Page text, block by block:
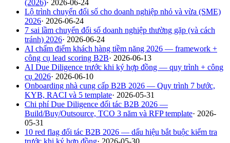
(2026)· 2026-06-24
Lộ trình chuyển đổi số cho doanh nghiệp nhỏ và vừa (SME)
2026· 2026-06-24
7 sai lầm chuyển đổi số doanh nghiệp thường gặp (và cách
tránh) 2026· 2026-06-24
AI chấm điểm khách hàng tiềm năng 2026 — framework +
công cụ lead scoring B2B· 2026-06-13
AI Due Diligence trước khi ký hợp đồng — quy trình + công
cụ 2026· 2026-06-10
Onboarding nhà cung cấp B2B 2026 — Quy trình 7 bước,
KYB, RACI và 5 template· 2026-05-31
Chi phí Due Diligence đối tác B2B 2026 —
Build/Buy/Outsource, TCO 3 năm và RFP template· 2026-
05-31
10 red flag đối tác B2B 2026 — dấu hiệu bắt buộc kiểm tra